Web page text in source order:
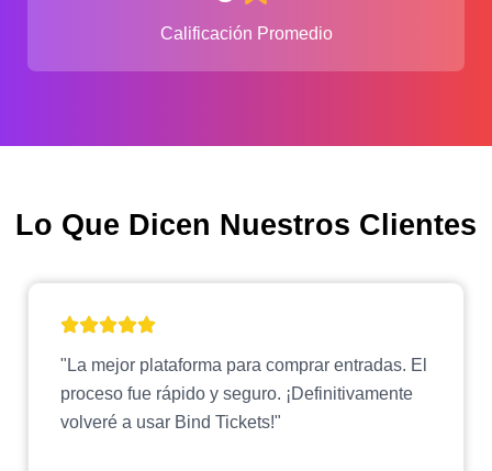
Calificación Promedio
Lo Que Dicen Nuestros Clientes
"La mejor plataforma para comprar entradas. El
proceso fue rápido y seguro. ¡Definitivamente
volveré a usar Bind Tickets!"